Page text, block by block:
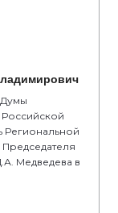
Думы
Региональной
Медведева в